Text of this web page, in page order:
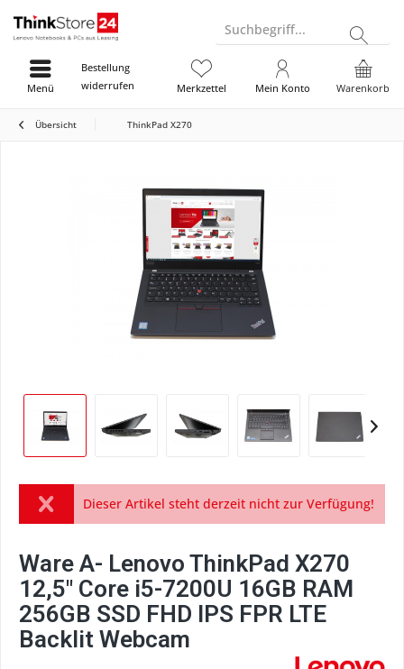
Suchbegriff...
Bestellung
widerrufen
Warenkorb
Merkzettel Mein Konto
Menü
Übersicht ThinkPad X270
Dieser Artikel steht derzeit nicht zur Verfügung!
Ware A- Lenovo ThinkPad X270
12,5" Core i5-7200U 16GB RAM
256GB SSD FHD IPS FPR LTE
Backlit Webcam